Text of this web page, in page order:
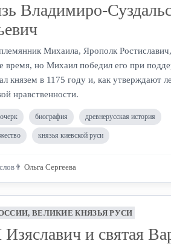
Владимиро-
Михаила, Ярополк
время, но Михаил победил его при
князем в 1175 году и, как утверждают
нравственности.
биография древнерусская история
князья киевской руси
👨 Ольга Сергеева
ВЕЛИКИЕ КНЯЗЬЯ РУСИ
и святая